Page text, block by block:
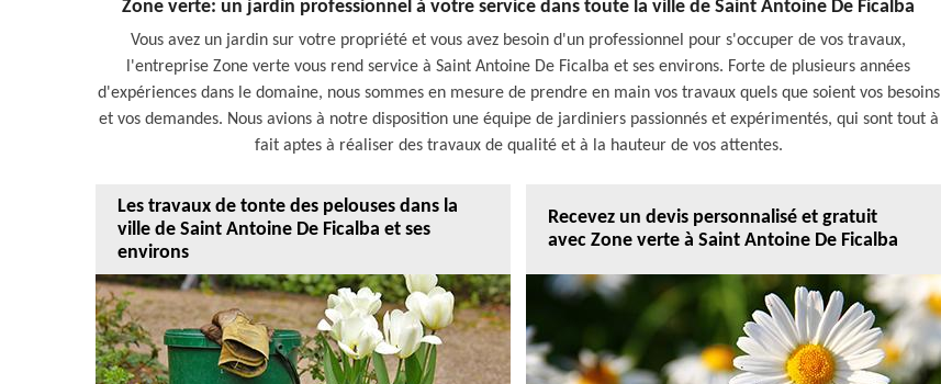
Zone verte: un jardin professionnel à votre service dans toute la ville de Saint Antoine De Ficalba
Vous avez un jardin sur votre propriété et vous avez besoin d'un professionnel pour s'occuper de vos travaux,
l'entreprise Zone verte vous rend service à Saint Antoine De Ficalba et ses environs. Forte de plusieurs années
d'expériences dans le domaine, nous sommes en mesure de prendre en main vos travaux quels que soient vos besoins
et vos demandes. Nous avions à notre disposition une équipe de jardiniers passionnés et expérimentés, qui sont tout à
fait aptes à réaliser des travaux de qualité et à la hauteur de vos attentes.
Les travaux de tonte des pelouses dans la
ville de Saint Antoine De Ficalba et ses
environs
Recevez un devis personnalisé et gratuit
avec Zone verte à Saint Antoine De Ficalba